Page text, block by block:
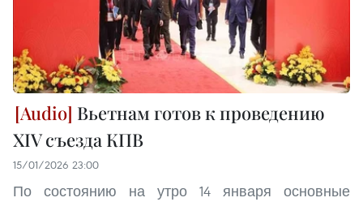
Вьетнам готов к проведению
XIV съезда КПВ
15/01/2026 23:00
По состоянию на утро 14 января основные